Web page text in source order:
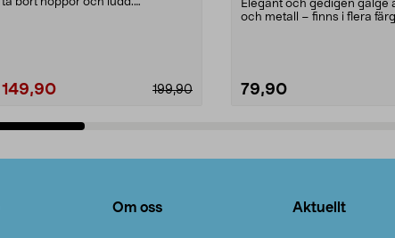
199,90
149,90
Elegant och gedigen galge
och metall – finns i flera
79,90
Om oss Aktuellt